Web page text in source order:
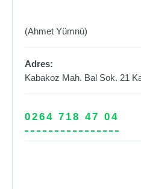
(Ahmet Yümnü)
Adres:
Kabakoz Mah. Bal Sok. 21
0264 718 47 04